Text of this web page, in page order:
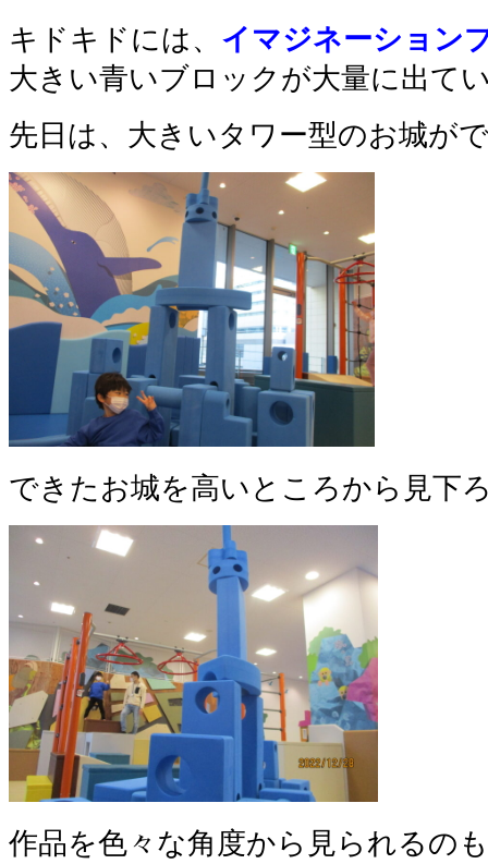
キドキドには、 イマジネーション
大きい青いブロックが大量に出て
先日は、大きいタワー型のお城が
できたお城を高いところから見下
作品を色々な角度から見られるの